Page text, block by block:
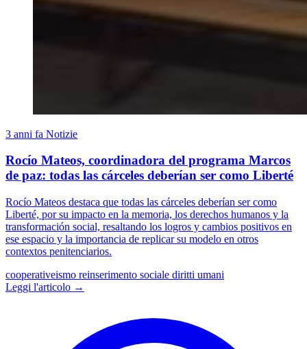
3 anni fa Notizie
Rocío Mateos, coordinadora del programa Marcos
de paz: todas las cárceles deberían ser como Liberté
Rocío Mateos destaca que todas las cárceles deberían ser como
Liberté, por su impacto en la memoria, los derechos humanos y la
transformación social, resaltando los logros y cambios positivos en
ese espacio y la importancia de replicar su modelo en otros
contextos penitenciarios.
cooperativeismo reinserimento sociale diritti umani
Leggi l'articolo →